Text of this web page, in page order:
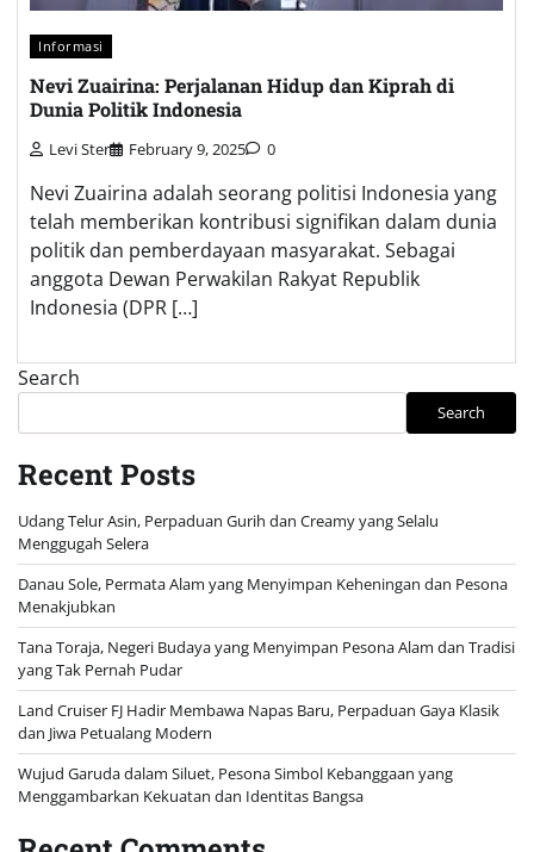
Informasi
Nevi Zuairina: Perjalanan Hidup dan Kiprah di
Dunia Politik Indonesia
Levi Ster February 9, 2025 0
Nevi Zuairina adalah seorang politisi Indonesia yang
telah memberikan kontribusi signifikan dalam dunia
politik dan pemberdayaan masyarakat. Sebagai
anggota Dewan Perwakilan Rakyat Republik
Indonesia (DPR […]
Search
Search
Recent Posts
Udang Telur Asin, Perpaduan Gurih dan Creamy yang Selalu
Menggugah Selera
Danau Sole, Permata Alam yang Menyimpan Keheningan dan Pesona
Menakjubkan
Tana Toraja, Negeri Budaya yang Menyimpan Pesona Alam dan Tradisi
yang Tak Pernah Pudar
Land Cruiser FJ Hadir Membawa Napas Baru, Perpaduan Gaya Klasik
dan Jiwa Petualang Modern
Wujud Garuda dalam Siluet, Pesona Simbol Kebanggaan yang
Menggambarkan Kekuatan dan Identitas Bangsa